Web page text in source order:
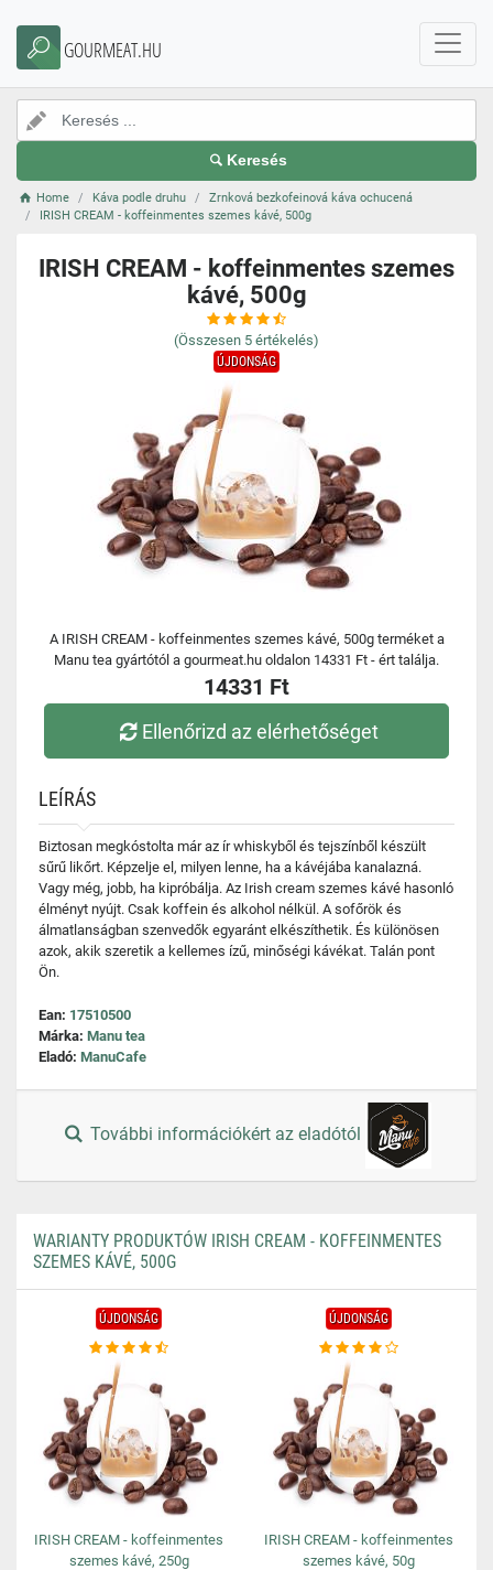
GOURMEAT.HU
Keresés
Home Káva podle druhu
Zrnková bezkofeinová káva ochucená
IRISH CREAM - koffeinmentes szemes kávé, 500g
IRISH CREAM - koffeinmentes szemes
kávé, 500g
(Összesen 5 értékelés)
ÚJDONSÁG
A IRISH CREAM - koffeinmentes szemes kávé, 500g terméket a
Manu tea gyártótól a gourmeat.hu oldalon 14331 Ft - ért találja.
14331 Ft
Ellenőrizd az elérhetőséget
LEÍRÁS
Biztosan megkóstolta már az ír whiskyből és tejszínből készült
sűrű likőrt. Képzelje el, milyen lenne, ha a kávéjába kanalazná.
Vagy még, jobb, ha kipróbálja. Az Irish cream szemes kávé hasonló
élményt nyújt. Csak koffein és alkohol nélkül. A sofőrök és
álmatlanságban szenvedők egyaránt elkészíthetik. És különösen
azok, akik szeretik a kellemes ízű, minőségi kávékat. Talán pont
Ön.
Ean: 17510500
Márka: Manu tea
Eladó: ManuCafe
További információkért az eladótól
WARIANTY PRODUKTÓW IRISH CREAM - KOFFEINMENTES
SZEMES KÁVÉ, 500G
ÚJDONSÁG
IRISH CREAM - koffeinmentes
szemes kávé, 250g
ÚJDONSÁG
IRISH CREAM - koffeinmentes
szemes kávé, 50g